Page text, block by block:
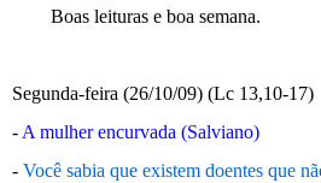
Boas leituras e boa semana.
Segunda-feira (26/10/09) (Lc 13,10-17)
- A mulher encurvada (Salviano)
- Você sabia que existem doentes que